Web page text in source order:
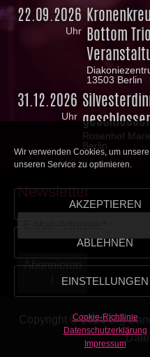
Wir verwenden Cookies, um
unseren Service zu optimieren.
AKZEPTIEREN
ABLEHNEN
EINSTELLUNGEN
Cookie-Richtlinie
Datenschutzerklärung
Impressum
22.09.2026
Uhr Bottom
13503 Berlin
31.12.2026
Uhr
Rosenhof
Berlin
Newsletter
Copyright © 2026Big